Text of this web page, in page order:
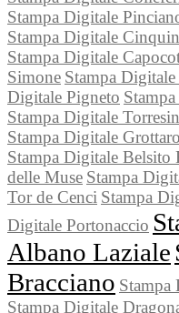
Stampa Digitale
Stampa Digitale
Stampa Digitale
Simone Stampa
Digitale Pigneto
Stampa Digitale
Stampa Digitale
Stampa Digitale Belsito
delle Muse Stampa
Tor de Cenci Stampa
Digitale Portonaccio
Albano Laziale
Bracciano
Stampa Digitale